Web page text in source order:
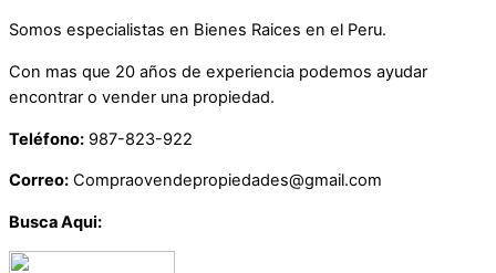
Somos especialistas en Bienes Raices en el Peru.
Con mas que 20 años de experiencia podemos ayudar
encontrar o vender una propiedad.
Teléfono: 987-823-922
Correo: Compraovendepropiedades@gmail.com
Busca Aqui: